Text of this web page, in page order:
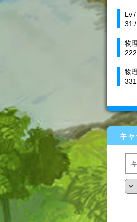
Lv
31
物
物
キ